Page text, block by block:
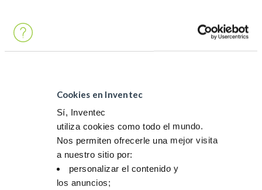
Cookies en Inventec
Sí, Inventec
utiliza cookies como todo el mundo.
Nos permiten ofrecerle una mejor visita
a nuestro sitio por:
personalizar el contenido y
los anuncios;
vídeo